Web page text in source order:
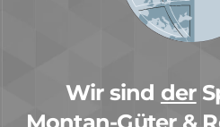
Wir sind der